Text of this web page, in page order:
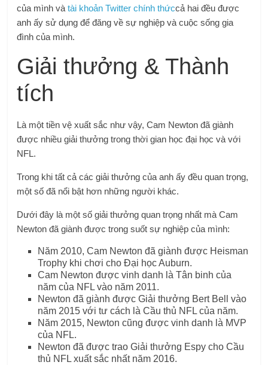
của mình vàtài khoản Twitter chính thứccả hai đều được
anh ấy sử dụng để đăng về sự nghiệp và cuộc sống gia
đình của mình.
Giải thưởng & Thành
tích
Là một tiền vệ xuất sắc như vậy, Cam Newton đã giành
được nhiều giải thưởng trong thời gian học đại học và với
NFL.
Trong khi tất cả các giải thưởng của anh ấy đều quan trọng,
một số đã nổi bật hơn những người khác.
Dưới đây là một số giải thưởng quan trọng nhất mà Cam
Newton đã giành được trong suốt sự nghiệp của mình:
Năm 2010, Cam Newton đã giành được Heisman
Trophy khi chơi cho Đại học Auburn.
Cam Newton được vinh danh là Tân binh của
năm của NFL vào năm 2011.
Newton đã giành được Giải thưởng Bert Bell vào
năm 2015 với tư cách là Cầu thủ NFL của năm.
Năm 2015, Newton cũng được vinh danh là MVP
của NFL.
Newton đã được trao Giải thưởng Espy cho Cầu
thủ NFL xuất sắc nhất năm 2016.